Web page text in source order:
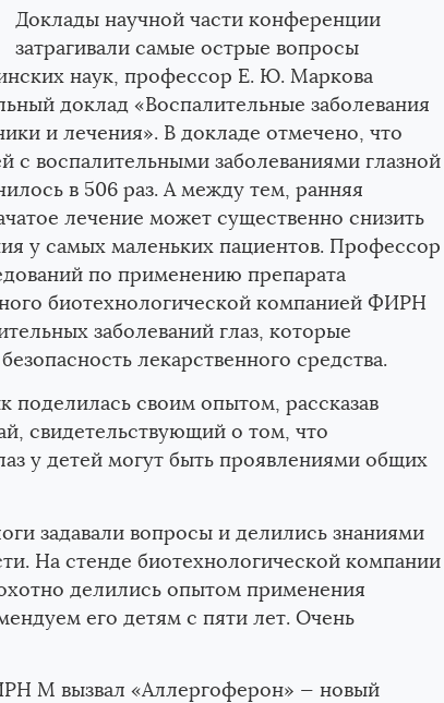
Доклады научной части конференции
затрагивали самые острые вопросы
наук, профессор Е. Ю. Маркова
доклад «Воспалительные заболевания
и лечения». В докладе отмечено, что
с воспалительными заболеваниями глазной
в 506 раз. А между тем, ранняя
лечение может существенно снизить
у самых маленьких пациентов. Профессор
по применению препарата
биотехнологической компанией ФИРН
заболеваний глаз, которые
лекарственного средства.
поделилась своим опытом, рассказав
свидетельствующий о том, что
у детей могут быть проявлениями общих
задавали вопросы и делились знаниями
На стенде биотехнологической компании
делились опытом применения
его детям с пяти лет. Очень
М вызвал «Аллергоферон» — новый
Электронная почта